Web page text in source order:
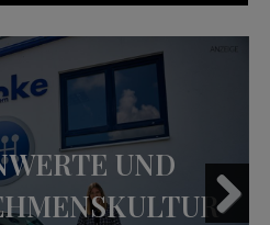
UND